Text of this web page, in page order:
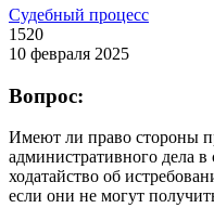
Судебный процесс
1520
10 февраля 2025
Вопрос:
Имеют ли право стороны
административного дела
ходатайство об
если они не могут